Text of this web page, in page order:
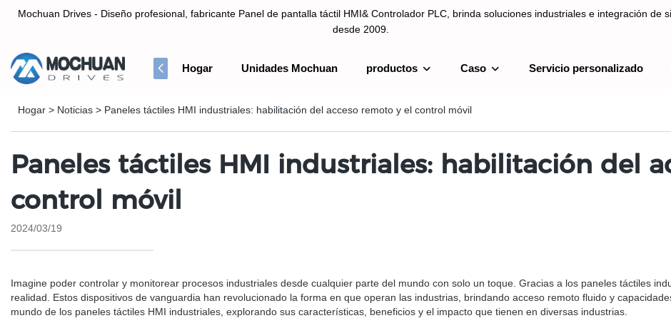
Mochuan Drives - Diseño profesional, fabricante Panel de pantalla táctil HMI& Controlador PLC, brinda soluciones industriales e integración de
desde 2009.
Hogar Unidades Mochuan productos Caso Servicio personalizado
Hogar > Noticias > Paneles táctiles HMI industriales: habilitación del acceso remoto y el control móvil
Paneles táctiles HMI industriales: habilitación del
control móvil
2024/03/19
Imagine poder controlar y monitorear procesos industriales desde cualquier parte del mundo con solo un toque. Gracias a los paneles táctiles
realidad. Estos dispositivos de vanguardia han revolucionado la forma en que operan las industrias, brindando acceso remoto fluido y
mundo de los paneles táctiles HMI industriales, explorando sus características, beneficios y el impacto que tienen en diversas industrias.